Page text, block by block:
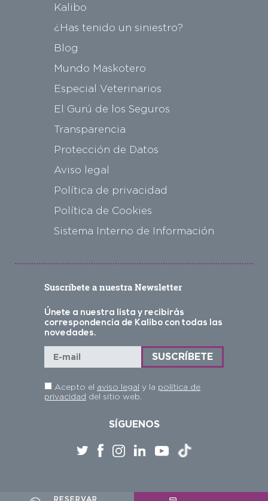
Kalibo
¿Has tenido un siniestro?
Blog
Mundo Maskotero
Especial Veterinarios
El Gurú de los Seguros
Transparencia
Protección de Datos
Aviso legal
Política de privacidad
Política de Cookies
Sistema Interno de Información
Suscríbete a nuestra Newsletter
Únete a nuestra lista y recibirás
correspondencia de Kalibo con todas las
novedades.
Acepto el aviso legal y la política de
privacidad del sitio web.
SÍGUENOS
RESERVAR